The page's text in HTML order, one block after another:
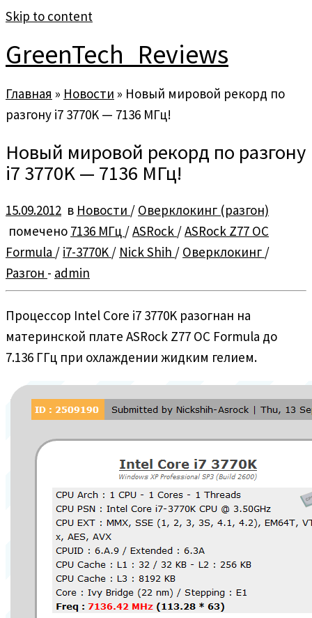
Skip to content
GreenTech_Reviews
Главная » Новости » Новый мировой рекорд по
разгону i7 3770K — 7136 МГц!
Новый мировой рекорд по разгону
i7 3770K — 7136 МГц!
15.09.2012 в Новости / Оверклокинг (разгон)
помечено 7136 МГц /ASRock /ASRock Z77 OC
Formula / i7-3770K / Nick Shih / Оверклокинг /
Разгон - admin
Процессор Intel Core i7 3770K разогнан на
материнской плате ASRock Z77 OC Formula до
7.136 ГГц при охлаждении жидким гелием.